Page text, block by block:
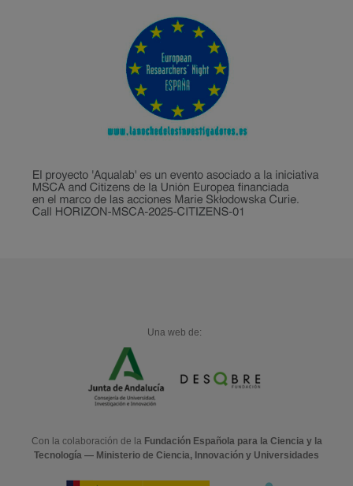
Una web de:
Con la colaboración de la Fundación Española para la Ciencia y la
Tecnología — Ministerio de Ciencia, Innovación y Universidades